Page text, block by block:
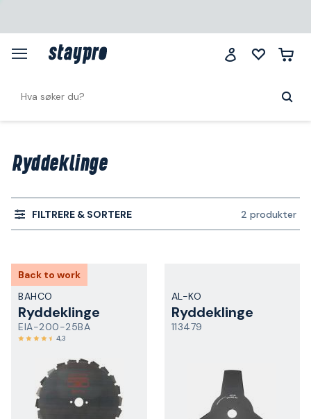
Ryddeklinge
FILTRERE & SORTERE 2 produkter
Back to work
BAHCO
Ryddeklinge
EIA-200-25BA
4,3
AL-KO
Ryddeklinge
113479